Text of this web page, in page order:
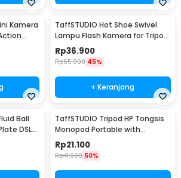
Kamera
TaffSTUDIO Hot Shoe Swivel
Lampu Flash Kamera for Tripod
Light Stand - QM3625
Rp36.900
Rp65.900 45%
+ Keranjang
Ball
DSLR
TaffSTUDIO Tripod HP Tongsis
Monopod Portable with
Bluetooth Remote - XT-02
Rp21.100
Rp41.900 50%